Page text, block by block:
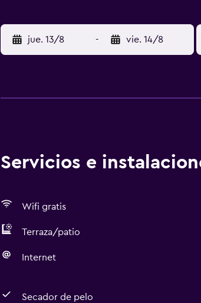
jue. 13/8 - vie. 14/8
Servicios e
Wifi gratis
Terraza/patio
Internet
Secador de pelo